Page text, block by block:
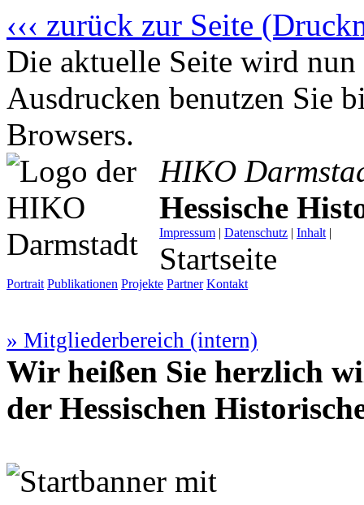
‹‹‹ zurück zur Seite
Die aktuelle Seite wird
Ausdrucken benutzen Sie
Browsers.
HIKO
Hessische
Impressum | Datenschutz | Inhalt |
Startseite
Portrait Publikationen Projekte Partner Kontakt
» Mitgliederbereich (intern)
Wir heißen Sie herzlich
der Hessischen